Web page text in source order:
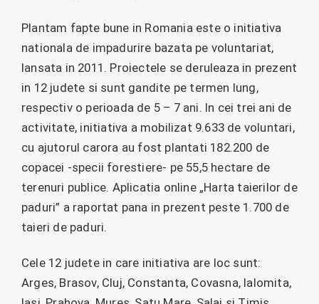
Plantam fapte bune in Romania este o initiativa
nationala de impadurire bazata pe voluntariat,
lansata in 2011. Proiectele se deruleaza in prezent
in 12 judete si sunt gandite pe termen lung,
respectiv o perioada de 5 – 7 ani. In cei trei ani de
activitate, initiativa a mobilizat 9.633 de voluntari,
cu ajutorul carora au fost plantati 182.200 de
copacei -specii forestiere- pe 55,5 hectare de
terenuri publice. Aplicatia online „Harta taierilor de
paduri” a raportat pana in prezent peste 1.700 de
taieri de paduri.
Cele 12 judete in care initiativa are loc sunt:
Arges, Brasov, Cluj, Constanta, Covasna, Ialomita,